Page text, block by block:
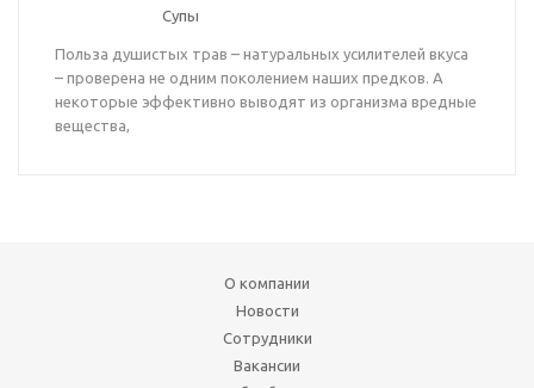
Супы
Польза душистых трав – натуральных усилителей вкуса
– проверена не одним поколением наших предков. А
некоторые эффективно выводят из организма вредные
вещества,
О компании
Новости
Сотрудники
Вакансии